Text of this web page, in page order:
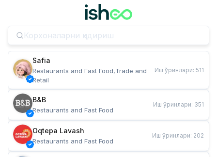
Safia
Restaurants and Fast Food,Trade and
Retail
Иш ўринлари: 511
B&B
Restaurants and Fast Food
Иш ўринлари: 351
Oqtepa Lavash
Restaurants and Fast Food
Иш ўринлари: 202